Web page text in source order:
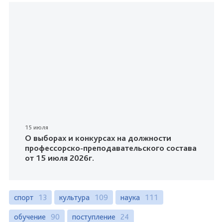
15 июля
О выборах и конкурсах на должности
профессорско-преподавательского состава
от 15 июля 2026г.
спорт 13 культура 109 наука 111
обучение 90 поступление 24